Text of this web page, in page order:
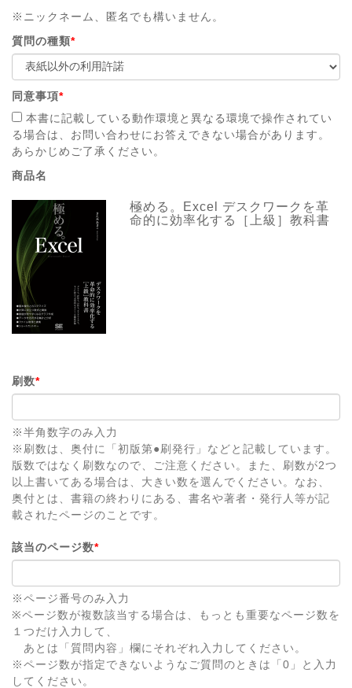
※ニックネーム、匿名でも構いません。
質問の種類*
同意事項*
本書に記載している動作環境と異なる環境で操作されてい
る場合は、お問い合わせにお答えできない場合があります。
あらかじめご了承ください。
商品名
極める。Excel デスクワークを革
命的に効率化する［上級］教科書
刷数*
※半角数字のみ入力
※刷数は、奥付に「初版第●刷発行」などと記載しています。
版数ではなく刷数なので、ご注意ください。また、刷数が2つ
以上書いてある場合は、大きい数を選んでください。なお、
奥付とは、書籍の終わりにある、書名や著者・発行人等が記
載されたページのことです。
該当のページ数*
※ページ番号のみ入力
※ページ数が複数該当する場合は、もっとも重要なページ数を
１つだけ入力して、
あとは「質問内容」欄にそれぞれ入力してください。
※ページ数が指定できないようなご質問のときは「0」と入力
してください。